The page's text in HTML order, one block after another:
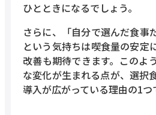
ひとときになるでしょう。
さらに、「自分で選んだ食事
という気持ちは喫食量の安定
改善も期待できます。このよ
な変化が生まれる点が、選択
導入が広がっている理由の1つ